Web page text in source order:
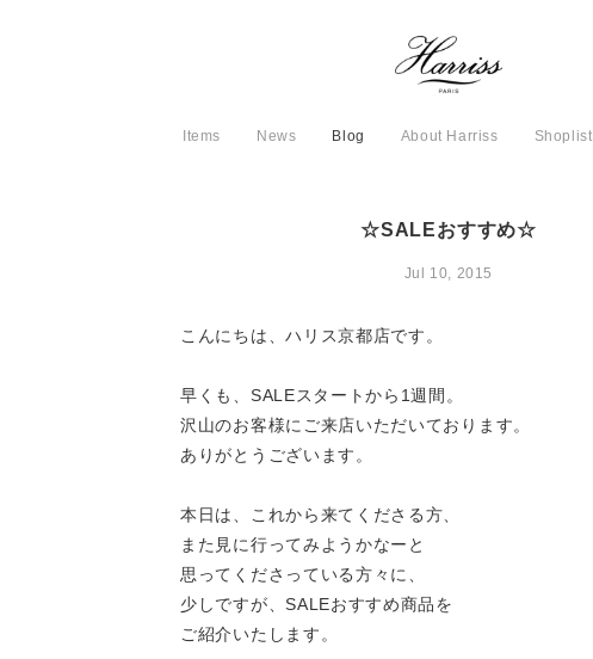
Items News Blog About Harriss Shoplist
☆SALEおすすめ☆
Jul 10, 2015
こんにちは、ハリス京都店です。
早くも、SALEスタートから1週間。
沢山のお客様にご来店いただいております。
ありがとうございます。
本日は、これから来てくださる方、
また見に行ってみようかなーと
思ってくださっている方々に、
少しですが、SALEおすすめ商品を
ご紹介いたします。